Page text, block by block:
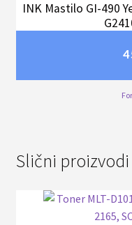
INK Mastilo GI-490
Slični proizvodi